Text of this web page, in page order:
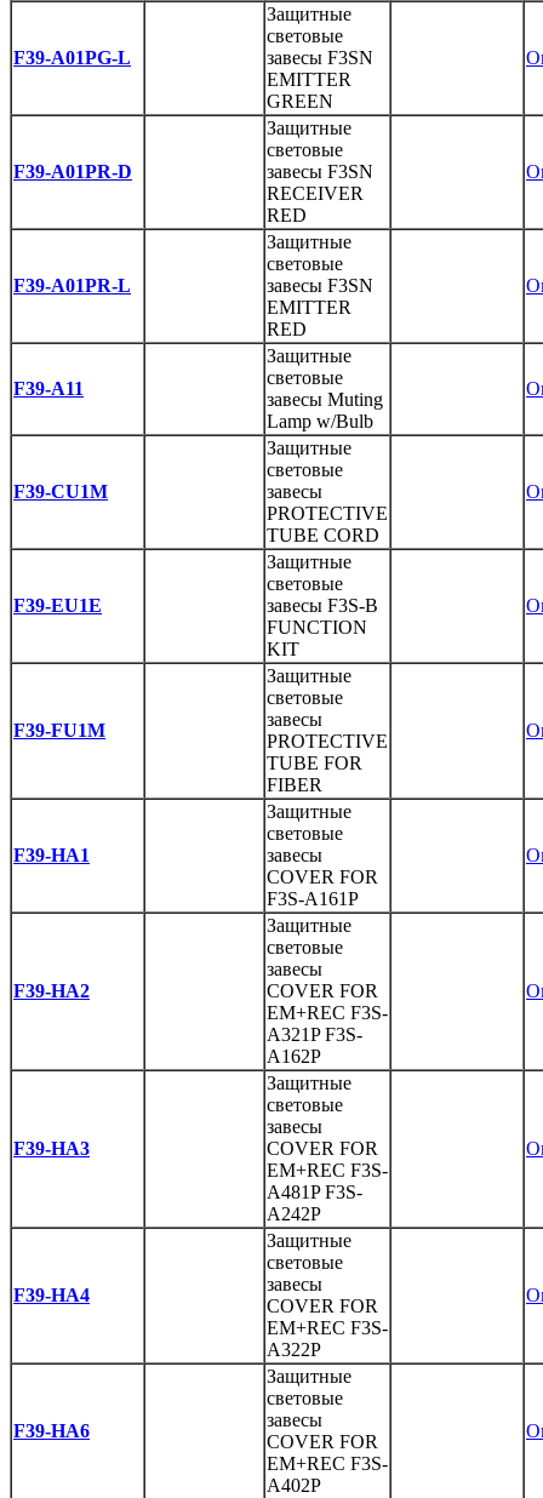
F39-A01PG-L
Защитные
световые
завесы F3SN
EMITTER
GREEN
F39-A01PR-D
Защитные
световые
завесы F3SN
RECEIVER
RED
F39-A01PR-L
Защитные
световые
завесы F3SN
EMITTER
RED
F39-A11
Защитные
световые
завесы Muting
Lamp w/Bulb
F39-CU1M
Защитные
световые
завесы
PROTECTIVE
TUBE CORD
F39-EU1E
Защитные
световые
завесы F3S-B
FUNCTION
KIT
F39-FU1M
Защитные
световые
завесы
PROTECTIVE
TUBE FOR
FIBER
F39-HA1
Защитные
световые
завесы
COVER FOR
F3S-A161P
F39-HA2
Защитные
световые
завесы
COVER FOR
EM+REC F3S-
A321P F3S-
A162P
F39-HA3
Защитные
световые
завесы
COVER FOR
EM+REC F3S-
A481P F3S-
A242P
F39-HA4
Защитные
световые
завесы
COVER FOR
EM+REC F3S-
A322P
F39-HA6
Защитные
световые
завесы
COVER FOR
EM+REC F3S-
A402P